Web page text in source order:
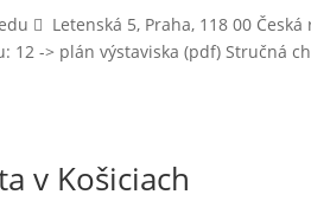
 Letenská 5, Praha, 118 00
12 -> plán výstaviska (pdf) Stručná
v Košiciach